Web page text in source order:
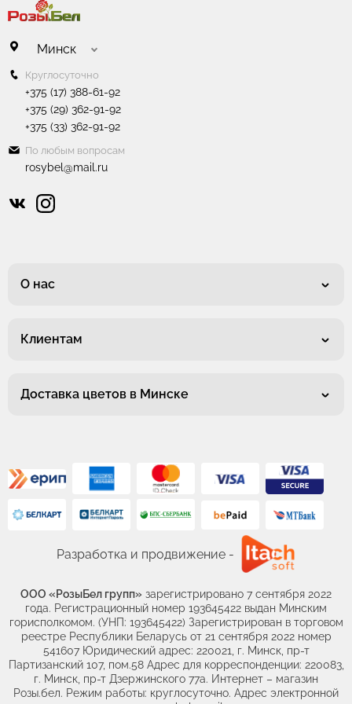
Минск
Круглосуточно
+375 (17) 388-61-92
+375 (29) 362-91-92
+375 (33) 362-91-92
По любым вопросам
rosybel@mail.ru
О нас
Клиентам
Доставка цветов в Минске
Разработка и продвижение -
ООО «РозыБел групп» зарегистрировано 7 сентября 2022
года. Регистрационный номер 193645422 выдан Минским
горисполкомом. (УНП: 193645422) Зарегистрирован в торговом
реестре Республики Беларусь от 21 сентября 2022 номер
541607 Юридический адрес: 220021, г. Минск, пр-т
Партизанский 107, пом.58 Адрес для корреспонденции: 220083,
г. Минск, пр-т Дзержинского 77а. Интернет – магазин
Розы.бел. Режим работы: круглосуточно. Адрес электронной